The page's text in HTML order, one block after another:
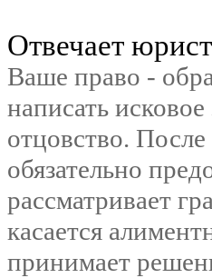
Отвечает
Ваше право -
написать
отцовство. После
обязательно
рассматривает
касается
принимает